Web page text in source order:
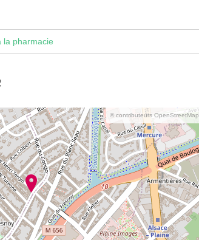
la pharmacie
© contributeurs OpenStreetMap